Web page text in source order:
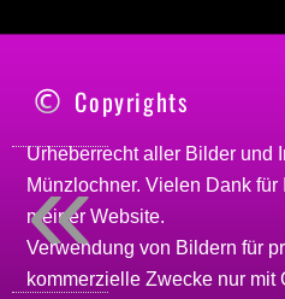
Copyrights
Urheberrecht aller Bilder und
Münzlochner. Vielen Dank für
meinerWebsite.
Verwendung von Bildern für
kommerzielle Zwecke nur
«